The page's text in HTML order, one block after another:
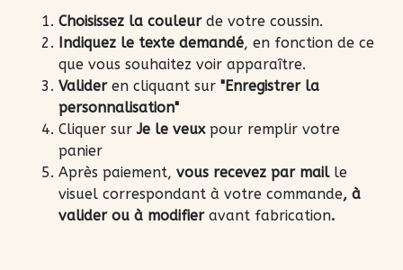
Choisissez la couleurde votre coussin.
Indiquez le texte demandé, en fonction de ce
que vous souhaitez voir apparaître.
Valideren cliquant sur "Enregistrer la
personnalisation"
Cliquer surJe le veuxpour remplir votre
panier
Après paiement, vous recevez par maille
visuel correspondant à votre commande, à
valider ou à modifieravant fabrication.